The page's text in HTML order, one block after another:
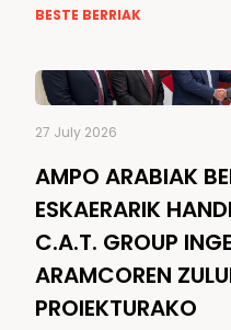
BESTE BERRIAK
27 July 2026
AMPO ARABIAK
ESKAERARIK
C.A.T. GROUP
ARAMCOREN
PROIEKTURAKO